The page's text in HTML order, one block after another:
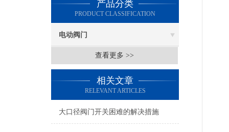
产品分类
PRODUCT CLASSIFICATION
电动阀门
查看更多 >>
相关文章
RELEVANT ARTICLES
大口径阀门开关困难的解决措施